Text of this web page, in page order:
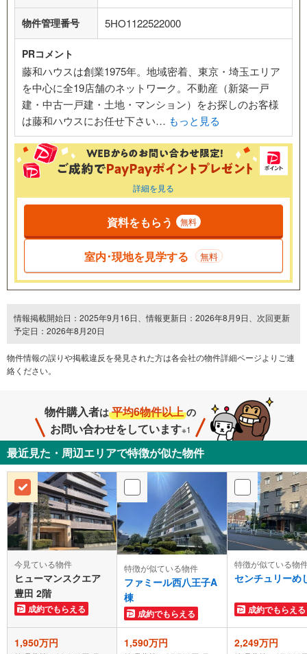
物件管理番号 5HO1122522000
PRコメント
藤和ハウスは創業1975年。地域密着、東京・埼玉エリア
を中心に全19店舗のネットワーク。不動産（新築一戸
建・中古一戸建・土地・マンション）をお探しのお客様
は藤和ハウスにお任せ下さい… もっと見る
詳細を見る
資料をもらう 無料
室内･現地を見学する 無料
情報掲載開始日：2025年9月16日、情報更新日：2026年8月9日、次回更新
予定日：2026年8月20日
物件情報の誤りや掲載違反を発⾒された方は各会社の物件詳細ページよりご連
絡ください。
物件購入者は 平均6物件以上 の
お問い合わせをしています※1
最近見た・周辺エリアで特徴が似た物件
今見ている物件
ヒューマンスクエア
豊田 2階
成約でもらえる
特徴が似ている物件
ファミール西八王子A
棟
成約でもらえる
特徴が似ている物
センチュリーめ
成約でもらえる
1,950万円 1,590万円 2,249万円